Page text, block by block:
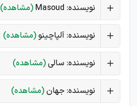
نویسنده: Masoud (مشاهده)
نویسنده: آلپاچینو(مشاهده)
نویسنده: سالی(مشاهده)
نویسنده: جهان(مشاهده)